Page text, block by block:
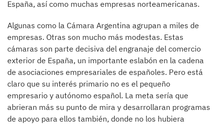
España, así como muchas empresas norteamericanas.
Algunas como la Cámara Argentina agrupan a miles de
empresas. Otras son mucho más modestas. Estas
cámaras son parte decisiva del engranaje del comercio
exterior de España, un importante eslabón en la cadena
de asociaciones empresariales de españoles. Pero está
claro que su interés primario no es el pequeño
empresario y autónomo español. La meta sería que
abrieran más su punto de mira y desarrollaran programas
de apoyo para ellos también, donde no los hubiera